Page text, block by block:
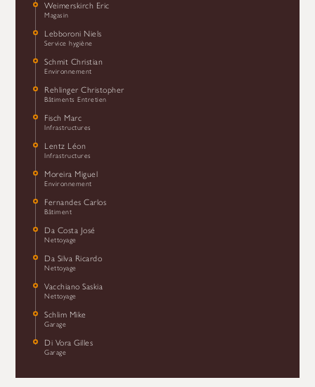
Weimerskirch Eric
Magasin
Lebboroni Niels
Service hygiène
Schmit Christian
Environnement
Rehlinger Christopher
Bâtiments Entretien
Fisch Marc
Infrastructures
Lentz Léon
Infrastructures
Moreira Miguel
Environnement
Fernandes Carlos
Bâtiment
Da Costa José
Nettoyage
Da Silva Ricardo
Nettoyage
Vacchiano Saskia
Nettoyage
Schlim Mike
Garage
Di Vora Gilles
Garage